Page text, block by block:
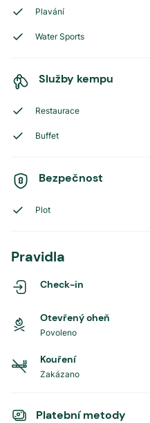
Plavání
Water Sports
Služby kempu
Restaurace
Buffet
Bezpečnost
Plot
Pravidla
Check-in
Otevřený oheň
Povoleno
Kouření
Zakázano
Platební metody